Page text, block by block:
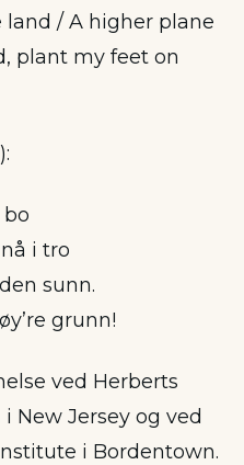
land / A higher plane
plant my feet on
i tro
sunn.
grunn!
ved Herberts
New Jersey og ved
i Bordentown.